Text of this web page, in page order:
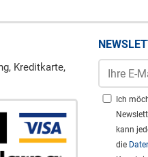
Kreditkarte,
Ich
kann
die